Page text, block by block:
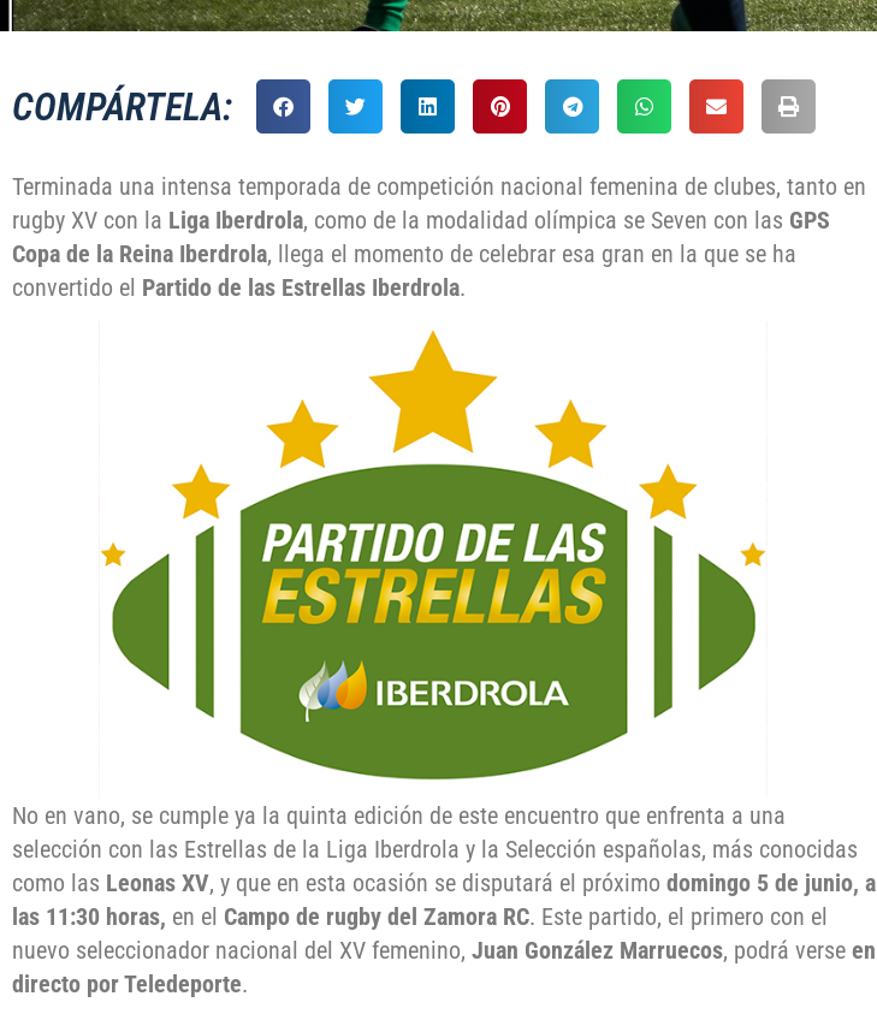
COMPÁRTELA:
Terminada una intensa temporada de competición nacional femenina de clubes, tanto en
rugby XV con la Liga Iberdrola, como de la modalidad olímpica se Seven con las GPS
Copa de la Reina Iberdrola, llega el momento de celebrar esa gran en la que se ha
convertido el Partido de las Estrellas Iberdrola.
No en vano, se cumple ya la quinta edición de este encuentro que enfrenta a una
selección con las Estrellas de la Liga Iberdrola y la Selección españolas, más conocidas
como las Leonas XV, y que en esta ocasión se disputará el próximo domingo 5 de junio, a
las 11:30 horas, en el Campo de rugby del Zamora RC. Este partido, el primero con el
nuevo seleccionador nacional del XV femenino, Juan González Marruecos, podrá verse en
directo por Teledeporte.